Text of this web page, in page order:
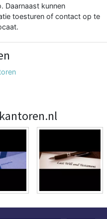
Daarnaast kunnen
toesturen of contact op te